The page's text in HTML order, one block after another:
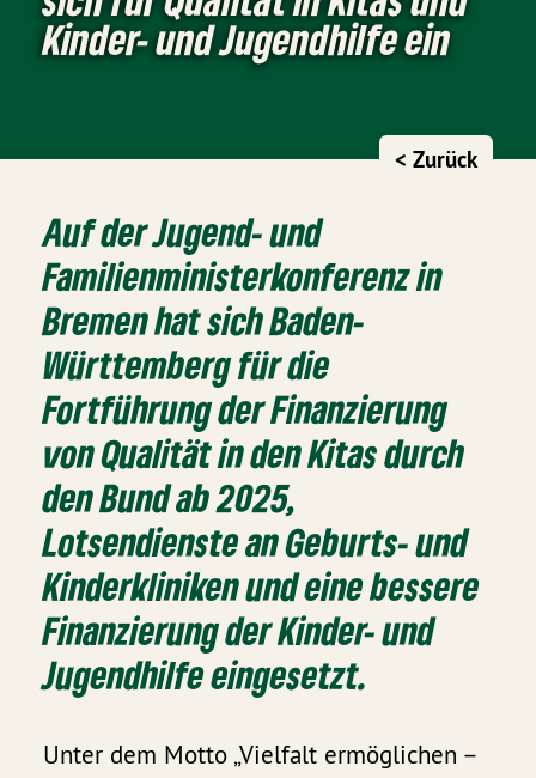
Kinder- und Jugendhilfe ein
< Zurück
Auf der Jugend- und
Familienministerkonferenz in
Bremen hat sich Baden-
Württemberg für die
Fortführung der Finanzierung
von Qualität in den Kitas durch
den Bund ab 2025,
Lotsendienste an Geburts- und
Kinderkliniken und eine bessere
Finanzierung der Kinder- und
Jugendhilfe eingesetzt.
Unter dem Motto „Vielfalt ermöglichen –